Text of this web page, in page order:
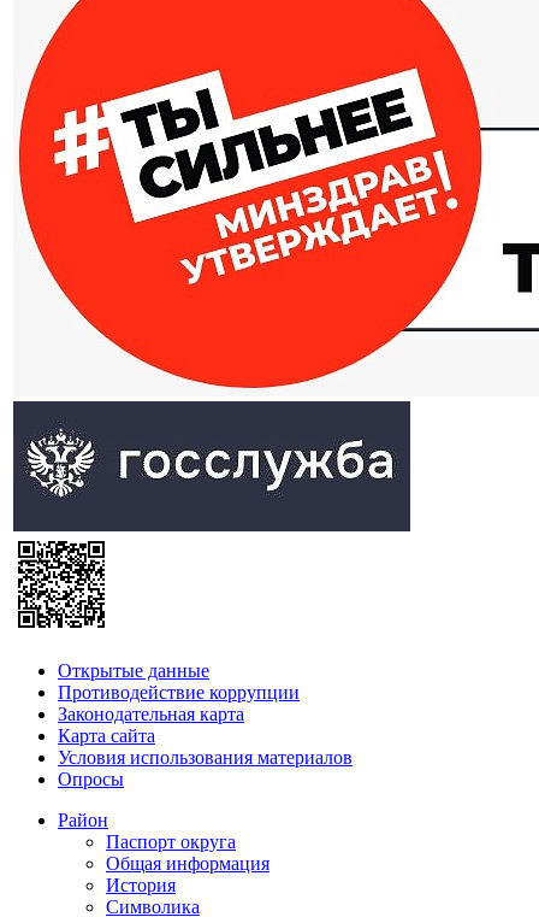
Открытые данные
Противодействие коррупции
Законодательная карта
Карта сайта
Условия использования материалов
Опросы
Район
Паспорт округа
Общая информация
История
Символика